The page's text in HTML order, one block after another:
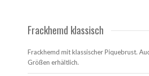
Frackhemd klassisch
Frackhemd mit klassischer Piquebrust.
Größen erhältlich.